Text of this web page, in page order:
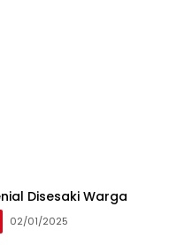
Disesaki Warga
02/01/2025